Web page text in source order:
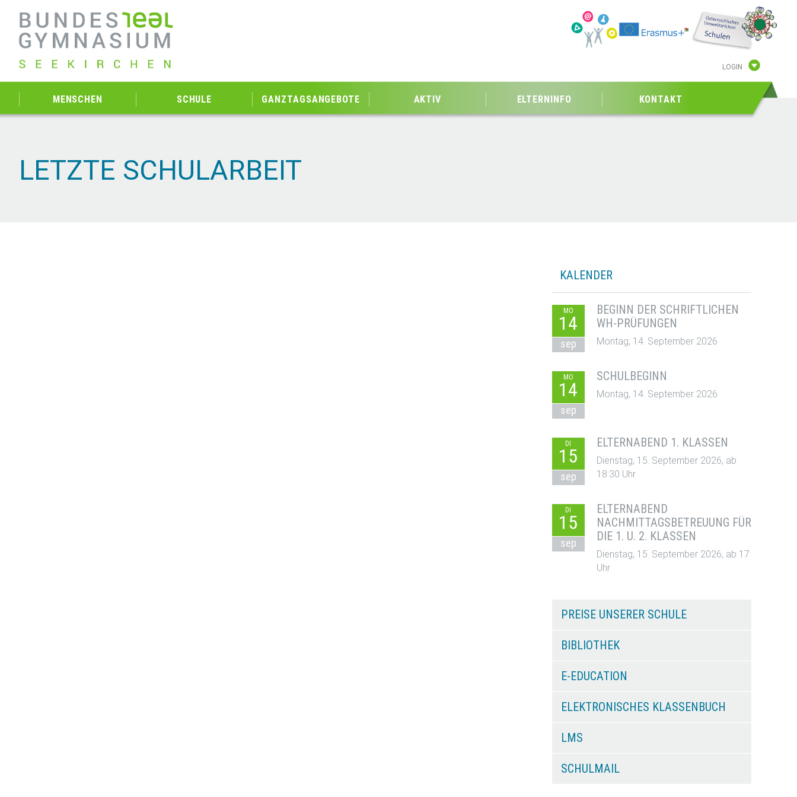
LOGIN
MENSCHEN SCHULE GANZTAGSANGEBOTE AKTIV ELTERNINFO KONTAKT
LETZTE SCHULARBEIT
KALENDER
MO
14
sep
BEGINN DER SCHRIFTLICHEN
WH-PRÜFUNGEN
Montag, 14. September 2026
MO
14
sep
SCHULBEGINN
Montag, 14. September 2026
DI
15
sep
ELTERNABEND 1. KLASSEN
Dienstag, 15. September 2026, ab
18:30 Uhr
DI
15
sep
ELTERNABEND
NACHMITTAGSBETREUUNG FÜR
DIE 1. U. 2. KLASSEN
Dienstag, 15. September 2026, ab 17
Uhr
PREISE UNSERER SCHULE
BIBLIOTHEK
E-EDUCATION
ELEKTRONISCHES KLASSENBUCH
LMS
SCHULMAIL